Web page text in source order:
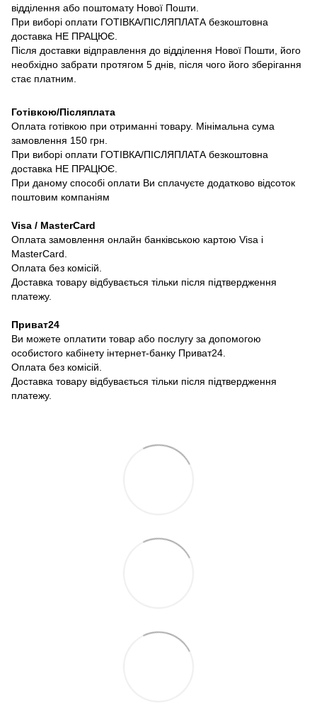
відділення або поштомату Нової Пошти.
При виборі оплати ГОТІВКА/ПІСЛЯПЛАТА безкоштовна
доставка НЕ ПРАЦЮЄ.
Після доставки відправлення до відділення Нової Пошти, його
необхідно забрати протягом 5 днів, після чого його зберігання
стає платним.
Готівкою/Післяплата
Оплата готівкою при отриманні товару. Мінімальна сума
замовлення 150 грн.
При виборі оплати ГОТІВКА/ПІСЛЯПЛАТА безкоштовна
доставка НЕ ПРАЦЮЄ.
При даному способі оплати Ви сплачуєте додатково відсоток
поштовим компаніям
Visa / MasterCard
Оплата замовлення онлайн банківською картою Visa і
MasterCard.
Оплата без комісій.
Доставка товару відбувається тільки після підтвердження
платежу.
Приват24
Ви можете оплатити товар або послугу за допомогою
особистого кабінету інтернет-банку Приват24.
Оплата без комісій.
Доставка товару відбувається тільки після підтвердження
платежу.